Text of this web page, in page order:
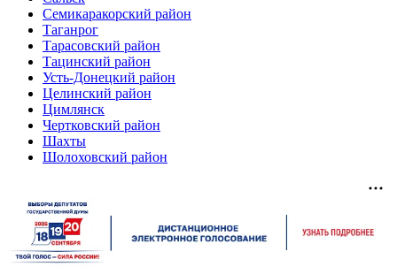
Семикаракорский район
Таганрог
Тарасовский район
Тацинский район
Усть-Донецкий район
Целинский район
Цимлянск
Чертковский район
Шахты
Шолоховский район